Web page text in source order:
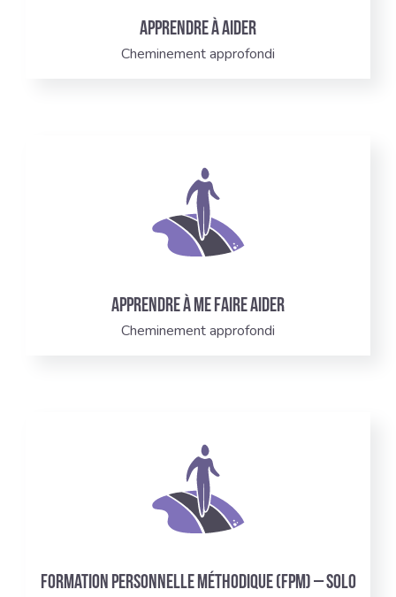
Apprendre à aider
Cheminement approfondi
Apprendre à me faire aider
Cheminement approfondi
Formation Personnelle Méthodique (FPM) – Solo